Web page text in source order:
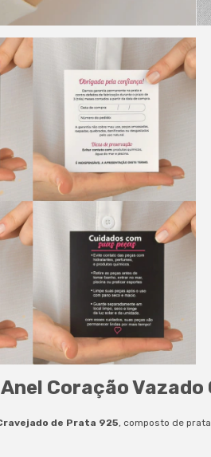
Coração
de Prata 925, composto de